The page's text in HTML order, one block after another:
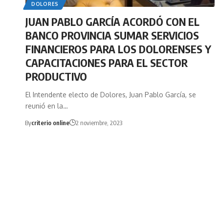
DOLORES
JUAN PABLO GARCÍA ACORDÓ CON EL
BANCO PROVINCIA SUMAR SERVICIOS
FINANCIEROS PARA LOS DOLORENSES Y
CAPACITACIONES PARA EL SECTOR
PRODUCTIVO
El Intendente electo de Dolores, Juan Pablo García, se
reunió en la…
Bycriterio online 2 noviembre, 2023